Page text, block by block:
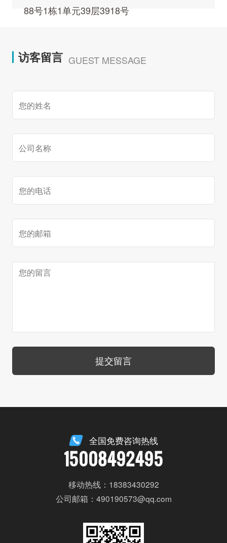
88号1栋1单元39层3918号
访客留言 GUEST MESSAGE
提交留言
全国免费咨询热线
15008492495
移动热线：18383430292
公司邮箱：490190573@qq.com